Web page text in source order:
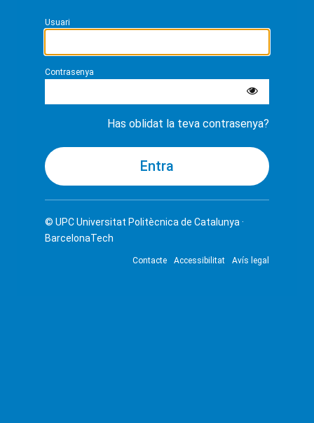
Usuari
Contrasenya
Has oblidat la teva contrasenya?
© UPCUniversitat Politècnica de Catalunya ·
BarcelonaTech
Contacte Accessibilitat Avís legal